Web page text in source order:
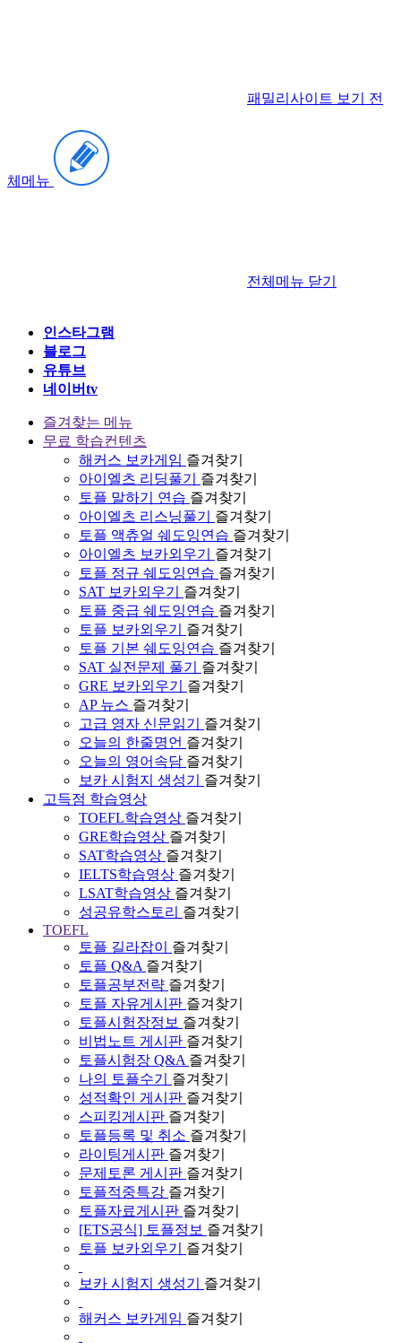
패밀리사이트 보기 전
체메뉴
전체메뉴 닫기
인스타그램
블로그
유튜브
네이버tv
즐겨찾는 메뉴
무료 학습컨텐츠
해커스 보카게임 즐겨찾기
아이엘츠 리딩풀기
즐겨찾기
토플 말하기 연습 즐겨찾기
아이엘츠 리스닝풀기
즐겨찾기
토플 액츄얼 쉐도잉연습 즐겨찾기
아이엘츠 보카외우기
즐겨찾기
토플 정규 쉐도잉연습 즐겨찾기
SAT 보카외우기
즐겨찾기
토플 중급 쉐도잉연습 즐겨찾기
토플 보카외우기
즐겨찾기
토플 기본 쉐도잉연습 즐겨찾기
SAT 실전문제 풀기
즐겨찾기
GRE 보카외우기
즐겨찾기
AP 뉴스 즐겨찾기
고급 영자 신문읽기
즐겨찾기
오늘의 한줄명언 즐겨찾기
오늘의 영어속담 즐겨찾기
보카 시험지 생성기
즐겨찾기
고득점 학습영상
TOEFL학습영상 즐겨찾기
GRE학습영상 즐겨찾기
SAT학습영상 즐겨찾기
IELTS학습영상 즐겨찾기
LSAT학습영상 즐겨찾기
성공유학스토리 즐겨찾기
TOEFL
토플 길라잡이
즐겨찾기
토플 Q&A 즐겨찾기
토플공부전략 즐겨찾기
토플 자유게시판 즐겨찾기
토플시험장정보 즐겨찾기
비법노트 게시판 즐겨찾기
토플시험장 Q&A 즐겨찾기
나의 토플수기
즐겨찾기
성적확인 게시판 즐겨찾기
스피킹게시판 즐겨찾기
토플등록 및 취소 즐겨찾기
라이팅게시판 즐겨찾기
문제토론 게시판 즐겨찾기
토플적중특강 즐겨찾기
토플자료게시판 즐겨찾기
[ETS공식] 토플정보 즐겨찾기
토플 보카외우기
즐겨찾기
보카 시험지 생성기 즐겨찾기
해커스 보카게임 즐겨찾기